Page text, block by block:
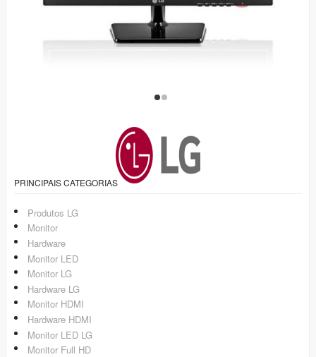
PRINCIPAIS CATEGORIAS
Produtos LG
Monitor
Hardware
Monitor LED
Monitor LG
Hardware LG
Monitor HDMI
Hardware HDMI
Monitor LED LG
Monitor Full HD